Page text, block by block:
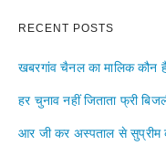
RECENT POSTS
खबरगांव चैनल का मालिक कौन
हर चुनाव नहीं जिताता फ्री
आर जी कर अस्पताल से सुप्रीम